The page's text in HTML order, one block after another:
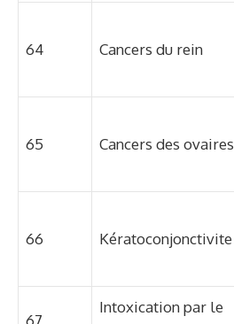
64 Cancers du rein
65 Cancers des ovaires
66 Kératoconjonctivite
67
Intoxication par le